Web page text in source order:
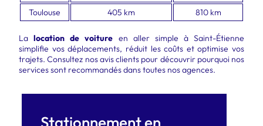
Toulouse
405 km 810 km
Lalocation de voiture en aller simple à Saint-Étienne
simplifie vos déplacements, réduit les coûts et optimise vos
trajets. Consultez nos avis clients pour découvrir pourquoi nos
services sont recommandés dans toutes nos agences.